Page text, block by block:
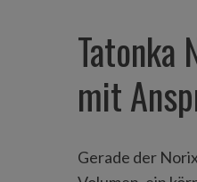
Tatonka
mit
Gerade der